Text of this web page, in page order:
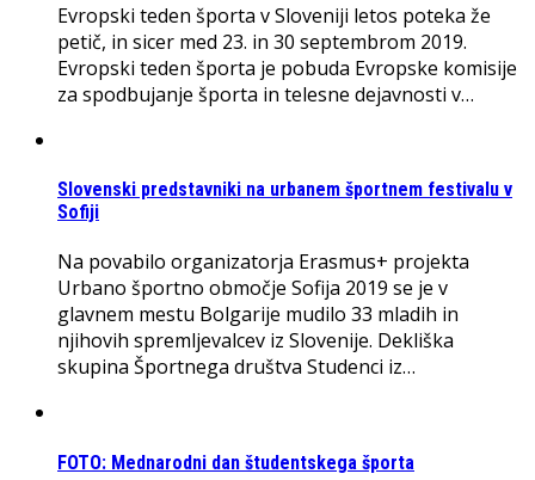
Evropski teden športa v Sloveniji letos poteka že
petič, in sicer med 23. in 30 septembrom 2019.
Evropski teden športa je pobuda Evropske komisije
za spodbujanje športa in telesne dejavnosti v…
Slovenski predstavniki na urbanem športnem festivalu v
Sofiji
Na povabilo organizatorja Erasmus+ projekta
Urbano športno območje Sofija 2019 se je v
glavnem mestu Bolgarije mudilo 33 mladih in
njihovih spremljevalcev iz Slovenije. Dekliška
skupina Športnega društva Studenci iz…
FOTO: Mednarodni dan študentskega športa